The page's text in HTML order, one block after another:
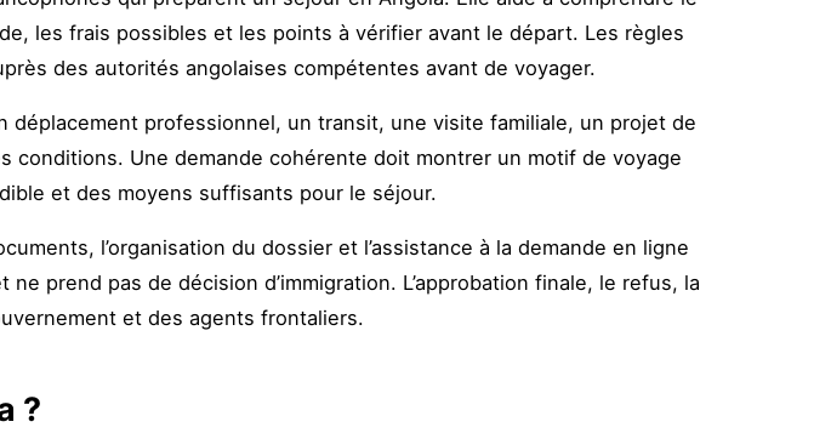
les frais possibles et les points à vérifier avant le départ. Les règles
des autorités angolaises compétentes avant de voyager.
professionnel, un transit, une visite familiale, un projet de
Une demande cohérente doit montrer un motif de voyage
et des moyens suffisants pour le séjour.
l’organisation du dossier et l’assistance à la demande en ligne
prend pas de décision d’immigration. L’approbation finale, le refus, la
et des agents frontaliers.
?